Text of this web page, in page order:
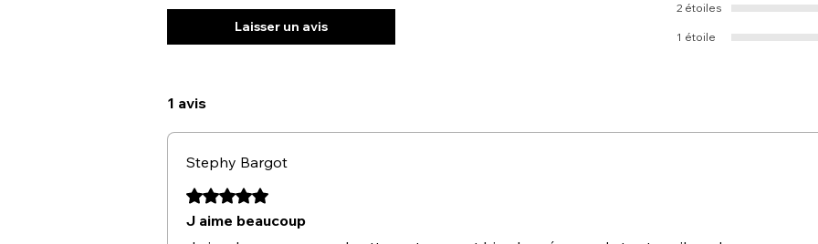
Laisser un avis
2 étoiles
1 étoile
1 avis
Stephy Bargot
Noté 5 sur 5.
J aime beaucoup